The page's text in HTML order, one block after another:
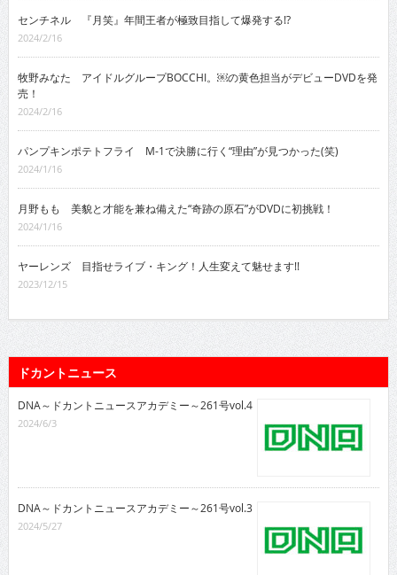
センチネル 『月笑』年間王者が極致目指して爆発する!?
2024/2/16
牧野みなた アイドルグループBOCCHI。￼の黄色担当がデビューDVDを発
売！
2024/2/16
パンプキンポテトフライ M-1で決勝に行く“理由”が見つかった(笑)
2024/1/16
月野もも 美貌と才能を兼ね備えた“奇跡の原石”がDVDに初挑戦！
2024/1/16
ヤーレンズ 目指せライブ・キング！人生変えて魅せます!!
2023/12/15
ドカントニュース
DNA～ドカントニュースアカデミー～261号vol.4
2024/6/3
DNA～ドカントニュースアカデミー～261号vol.3
2024/5/27